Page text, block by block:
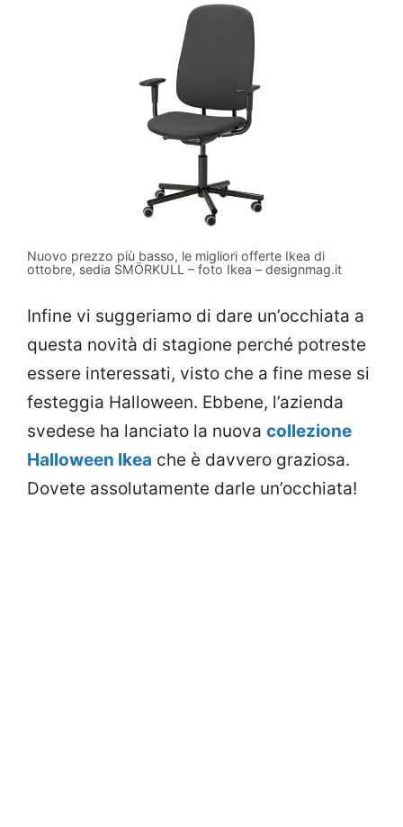
Nuovo prezzo più basso, le migliori offerte Ikea di
ottobre, sedia SMÖRKULL – foto Ikea – designmag.it
Infine vi suggeriamo di dare un’occhiata a
questa novità di stagione perché potreste
essere interessati, visto che a fine mese si
festeggia Halloween. Ebbene, l’azienda
svedese ha lanciato la nuova collezione
Halloween Ikea che è davvero graziosa.
Dovete assolutamente darle un’occhiata!